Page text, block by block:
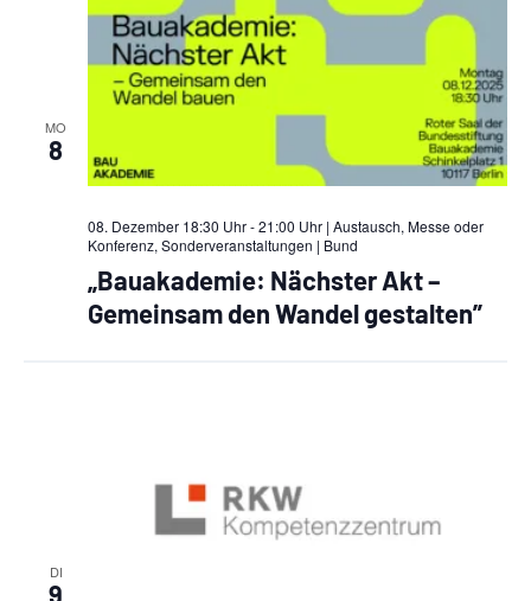
a
t
i
o
n
MO
8
08. Dezember 18:30 Uhr - 21:00 Uhr | Austausch, Messe oder
Konferenz, Sonderveranstaltungen | Bund
„Bauakademie: Nächster Akt –
Gemeinsam den Wandel gestalten”
DI
9